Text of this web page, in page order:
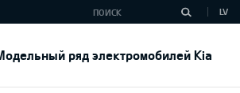
ряд электромобилей Kia
LV